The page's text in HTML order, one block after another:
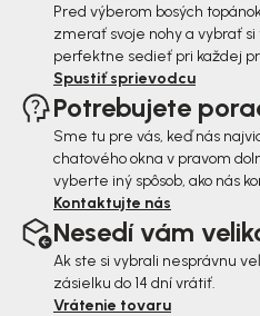
Pred výberom bosých
zmerať svoje nohy a vybrať
perfektne sedieť pri každej
Spustiť sprievodcu
Potrebujete
Sme tu pre vás, keď nás
chatového okna v pravom
vyberte iný spôsob, ako nás
Kontaktujte nás
Nesedí vám
Ak ste si vybrali nesprávnu
zásielku do 14 dní vrátiť.
Vrátenie tovaru